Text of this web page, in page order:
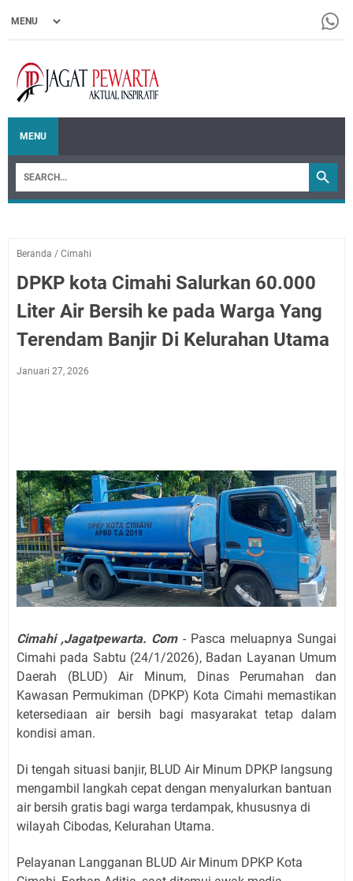
MENU
Beranda / Cimahi
DPKP kota Cimahi Salurkan 60.000
Liter Air Bersih ke pada Warga Yang
Terendam Banjir Di Kelurahan Utama
Januari 27, 2026
Cimahi ,Jagatpewarta. Com- Pasca meluapnya Sungai
Cimahi pada Sabtu (24/1/2026), Badan Layanan Umum
Daerah (BLUD) Air Minum, Dinas Perumahan dan
Kawasan Permukiman (DPKP) Kota Cimahi memastikan
ketersediaan air bersih bagi masyarakat tetap dalam
kondisi aman.
Di tengah situasi banjir, BLUD Air Minum DPKP langsung
mengambil langkah cepat dengan menyalurkan bantuan
air bersih gratis bagi warga terdampak, khususnya di
wilayah Cibodas, Kelurahan Utama.
Pelayanan Langganan BLUD Air Minum DPKP Kota